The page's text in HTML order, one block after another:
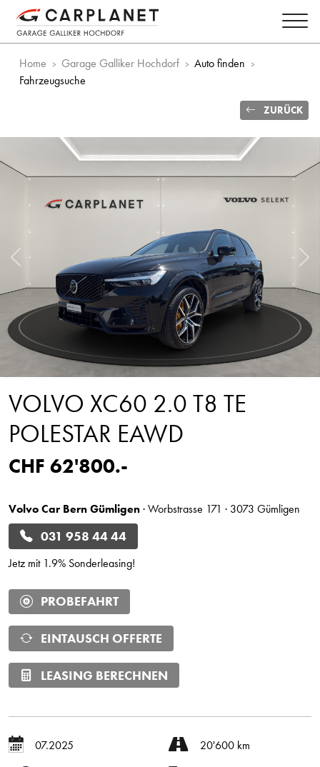
Home Garage Galliker Hochdorf
Auto finden
Fahrzeugsuche
ZURÜCK
Vorheriges Bild
VOLVO XC60 2.0 T8 TE
POLESTAR EAWD
CHF 62'800.-
Volvo Car Bern Gümligen· Worbstrasse 171 · 3073 Gümligen
031 958 44 44
Jetz mit 1.9% Sonderleasing!
PROBEFAHRT
EINTAUSCH OFFERTE
LEASING BERECHNEN
07.2025 20'600 km